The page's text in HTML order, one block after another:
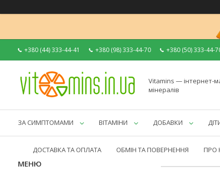
+380 (44) 333-44-41 +380 (98) 333-44-70 +380 (50) 333-44-
Vitamins — інтернет-
мінералів
ЗА СИМПТОМАМИ ВІТАМІНИ ДОБАВКИ
ДОСТАВКА ТА ОПЛАТА ОБМІН ТА ПОВЕРНЕННЯ ПРО